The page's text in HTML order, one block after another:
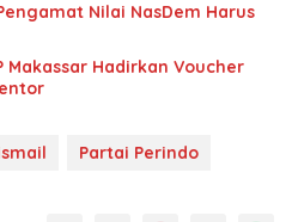
Nilai NasDem Harus
Makassar Hadirkan Voucher
Partai Perindo